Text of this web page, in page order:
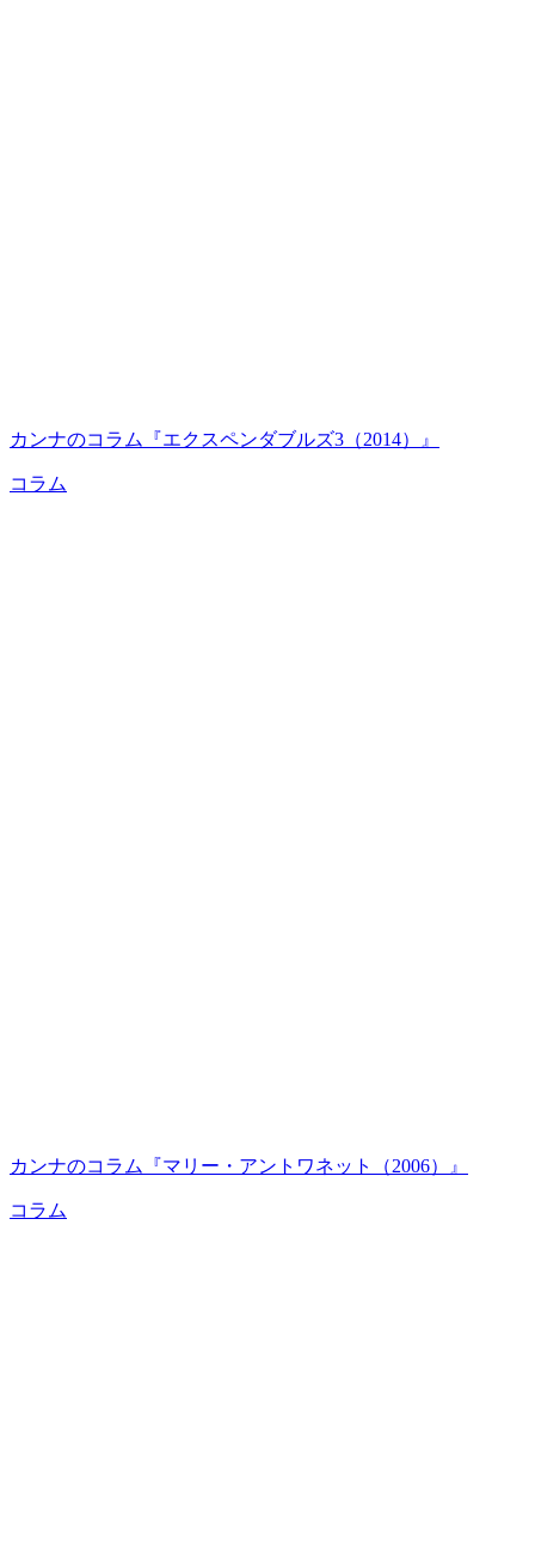
カンナのコラム『エクスペンダブルズ3（2014）』
コラム
カンナのコラム『マリー・アントワネット（2006）』
コラム